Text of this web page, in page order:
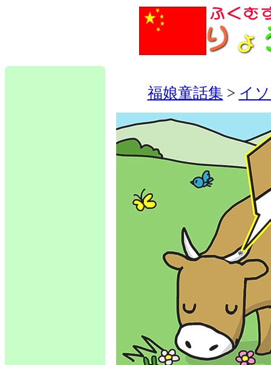
福娘童話集 > イ